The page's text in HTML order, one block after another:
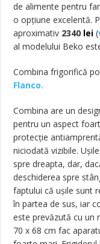
de alimente pentru
o opțiune excelentă.
aproximativ 2340 lei (
al modelului Beko
Combina frigorifică
Flanco.
Combina are un
pentru un aspect
protecție
niciodată vizibile.
spre dreapta, dar,
deschiderea spre
faptului că ușile sunt
în partea de sus, iar
este prevăzută cu un
70 x 68 cm fac